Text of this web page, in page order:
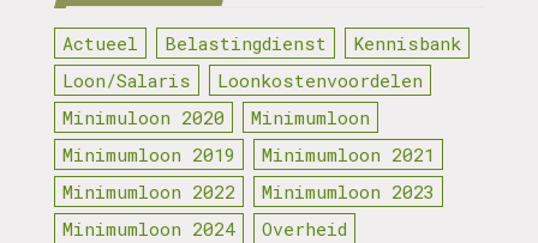
Actueel Belastingdienst
Kennisbank
Loon/Salaris
Loonkostenvoordelen
Minimuloon 2020
Minimumloon
Minimumloon 2019
Minimumloon 2021
Minimumloon 2022
Minimumloon 2023
Minimumloon 2024
Overheid